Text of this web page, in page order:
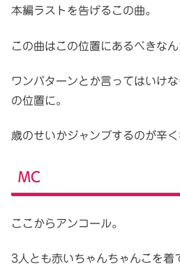
本編ラストを告げるこの曲。
この曲はこの位置にあるべきなん
ワンパターンとか言ってはいけ
の位置に。
歳のせいかジャンプするのが辛
MC
ここからアンコール。
3人とも赤いちゃんちゃんこを着